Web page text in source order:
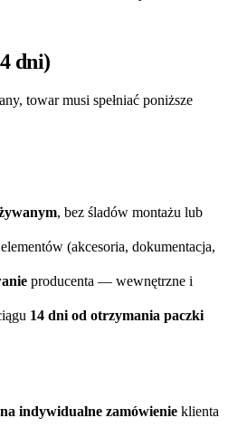
dni)
towar musi spełniać poniższe
, bez śladów montażu lub
(akcesoria, dokumentacja,
producenta — wewnętrzne i
14 dni od otrzymania paczki
na indywidualne zamówienie klienta